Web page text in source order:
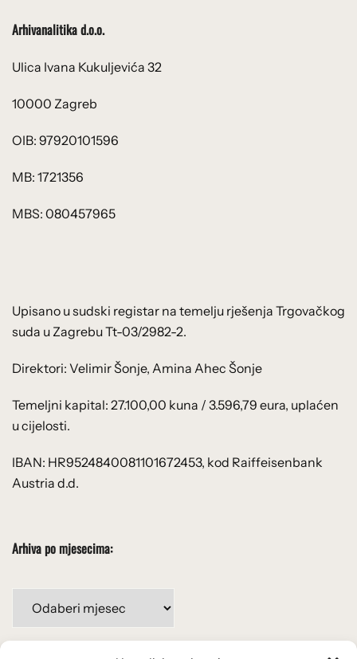
Arhivanalitika d.o.o.
Ulica Ivana Kukuljevića 32
10000 Zagreb
OIB: 97920101596
MB: 1721356
MBS: 080457965
Upisano u sudski registar na temelju rješenja Trgovačkog
suda u Zagrebu Tt-03/2982-2.
Direktori: Velimir Šonje, Amina Ahec Šonje
Temeljni kapital: 27.100,00 kuna / 3.596,79 eura, uplaćen
u cijelosti.
IBAN: HR9524840081101672453, kod Raiffeisenbank
Austria d.d.
Arhiva po mjesecima:
mjesecima: